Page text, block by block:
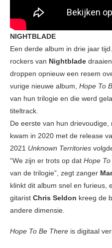
NIGHTBLADE
Een derde album in drie jaar
rockers van Nightblade
droppen opnieuw een resem
vurige nieuwe album, Hope To
van hun trilogie en die werd
titeltrack.
De eerste van hun
kwam in 2020 met de release
2021 Unknown Territories
“We zijn er trots op dat Hope
van de trilogie”, zegt zanger
klinkt dit album snel en furieus,
gitarist Chris Seldon kreeg de
andere dimensie.
Hope To Be There is digitaal